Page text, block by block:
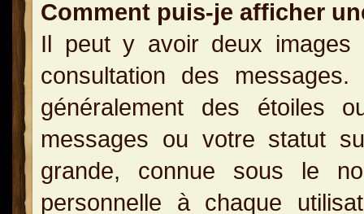
Comment puis-je afficher
Il peut y avoir deux images
consultation des
généralement des étoiles
messages ou votre statut
grande, connue sous le
personnelle à chaque